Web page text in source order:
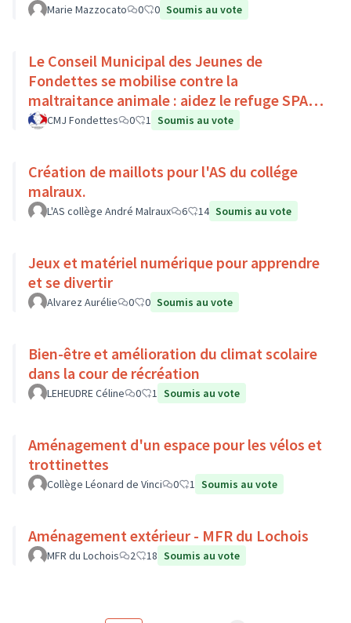
Marie Mazzocato 0 0 Soumis au vote
Le Conseil Municipal des Jeunes de
Fondettes se mobilise contre la
maltraitance animale : aidez le refuge SPA
de Luynes !
CMJ Fondettes 0 1 Soumis au vote
Création de maillots pour l'AS du collége
malraux.
L'AS collège André Malraux 6 14 Soumis au vote
Jeux et matériel numérique pour apprendre
et se divertir
Alvarez Aurélie 0 0 Soumis au vote
Bien-être et amélioration du climat scolaire
dans la cour de récréation
LEHEUDRE Céline 0 1 Soumis au vote
Aménagement d'un espace pour les vélos et
trottinettes
Collège Léonard de Vinci 0 1 Soumis au vote
Aménagement extérieur - MFR du Lochois
MFR du Lochois 2 18 Soumis au vote